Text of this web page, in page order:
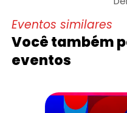
Eventos similares
Você também
eventos